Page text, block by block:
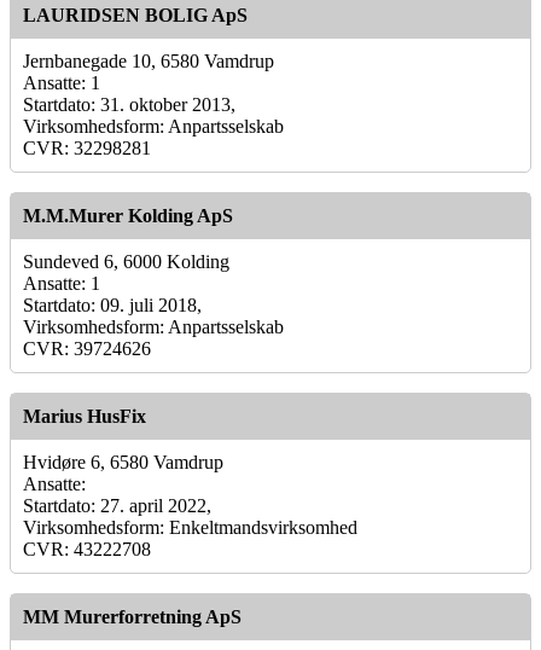
LAURIDSEN BOLIG ApS
Jernbanegade 10, 6580 Vamdrup
Ansatte: 1
Startdato: 31. oktober 2013,
Virksomhedsform: Anpartsselskab
CVR: 32298281
M.M.Murer Kolding ApS
Sundeved 6, 6000 Kolding
Ansatte: 1
Startdato: 09. juli 2018,
Virksomhedsform: Anpartsselskab
CVR: 39724626
Marius HusFix
Hvidøre 6, 6580 Vamdrup
Ansatte:
Startdato: 27. april 2022,
Virksomhedsform: Enkeltmandsvirksomhed
CVR: 43222708
MM Murerforretning ApS